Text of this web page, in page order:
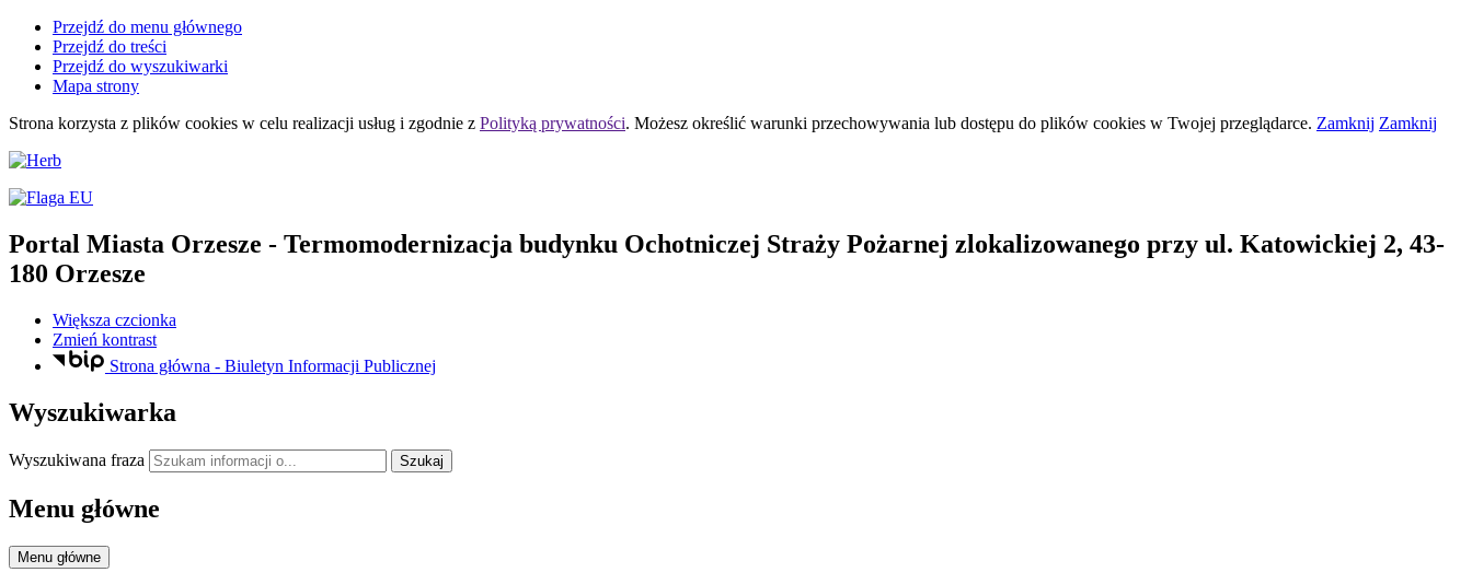
Przejdź do menu głównego
Przejdź do treści
Przejdź do wyszukiwarki
Mapa strony
Strona korzysta z plików cookies w celu realizacji usług i zgodnie z Polityką prywatności. Możesz określić warunki przechowywania lub dostępu do plików cookies w Twojej przeglądarce. Zamknij Zamknij
Portal Miasta Orzesze - Termomodernizacja budynku Ochotniczej Straży Pożarnej zlokalizowanego przy ul. Katowickiej 2, 43-
180 Orzesze
Większa czcionka
Zmień kontrast
Strona główna - Biuletyn Informacji Publicznej
Wyszukiwarka
Wyszukiwana fraza Szukaj
Menu główne
Menu główne